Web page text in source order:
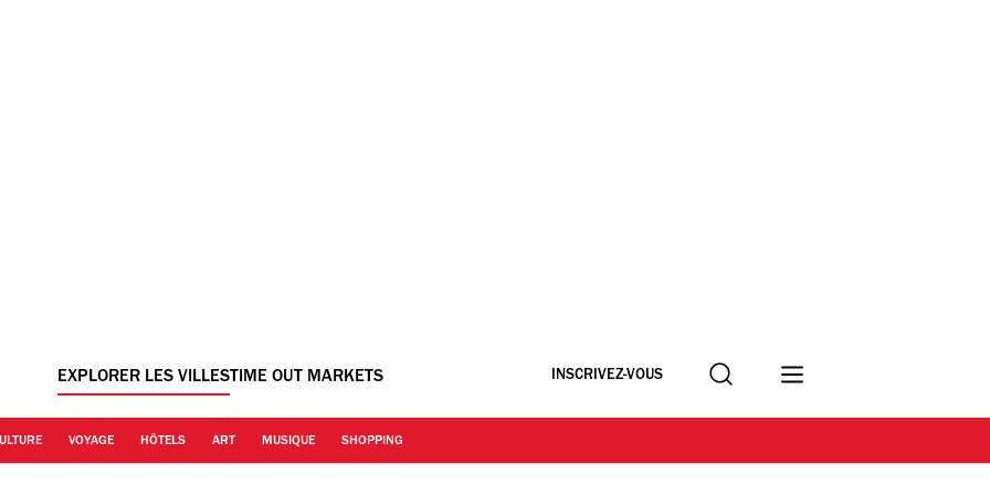
EXPLORER LES VILLESTIME OUT MARKETS INSCRIVEZ-VOUS Recherche
VOYAGE HÔTELS ART MUSIQUE SHOPPING